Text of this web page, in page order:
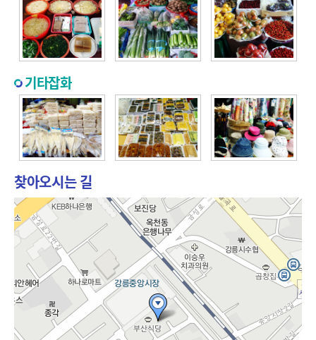
기타잡화
찾아오시는 길